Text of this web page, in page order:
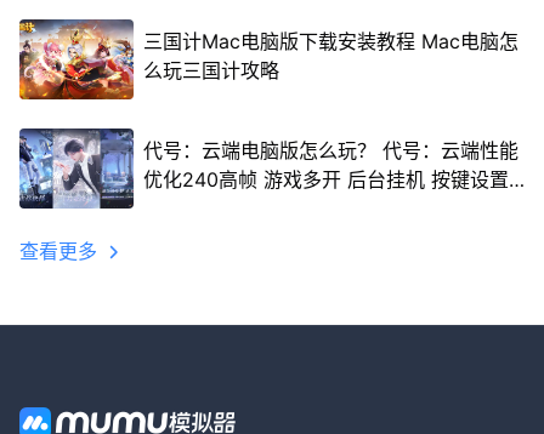
三国计Mac电脑版下载安装教程 Mac电脑怎
么玩三国计攻略
代号：云端电脑版怎么玩？ 代号：云端性能
优化240高帧 游戏多开 后台挂机 按键设置
查看更多